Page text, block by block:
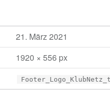
21. März 2021
1920 × 556 px